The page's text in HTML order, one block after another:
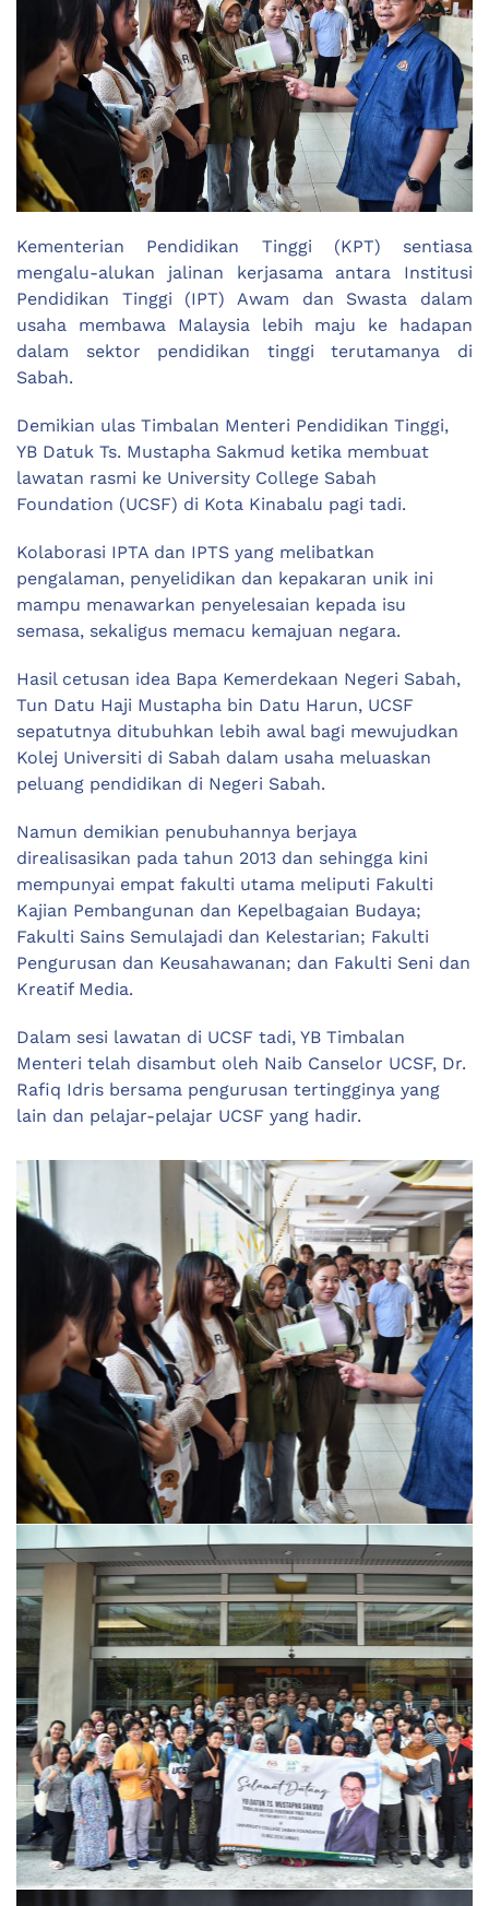
Kementerian Pendidikan Tinggi (KPT) sentiasa
mengalu-alukan jalinan kerjasama antara Institusi
Pendidikan Tinggi (IPT) Awam dan Swasta dalam
usaha membawa Malaysia lebih maju ke hadapan
dalam sektor pendidikan tinggi terutamanya di
Sabah.
Demikian ulas Timbalan Menteri Pendidikan Tinggi,
YB Datuk Ts. Mustapha Sakmud ketika membuat
lawatan rasmi ke University College Sabah
Foundation (UCSF) di Kota Kinabalu pagi tadi.
Kolaborasi IPTA dan IPTS yang melibatkan
pengalaman, penyelidikan dan kepakaran unik ini
mampu menawarkan penyelesaian kepada isu
semasa, sekaligus memacu kemajuan negara.
Hasil cetusan idea Bapa Kemerdekaan Negeri Sabah,
Tun Datu Haji Mustapha bin Datu Harun, UCSF
sepatutnya ditubuhkan lebih awal bagi mewujudkan
Kolej Universiti di Sabah dalam usaha meluaskan
peluang pendidikan di Negeri Sabah.
Namun demikian penubuhannya berjaya
direalisasikan pada tahun 2013 dan sehingga kini
mempunyai empat fakulti utama meliputi Fakulti
Kajian Pembangunan dan Kepelbagaian Budaya;
Fakulti Sains Semulajadi dan Kelestarian; Fakulti
Pengurusan dan Keusahawanan; dan Fakulti Seni dan
Kreatif Media.
Dalam sesi lawatan di UCSF tadi, YB Timbalan
Menteri telah disambut oleh Naib Canselor UCSF, Dr.
Rafiq Idris bersama pengurusan tertingginya yang
lain dan pelajar-pelajar UCSF yang hadir.